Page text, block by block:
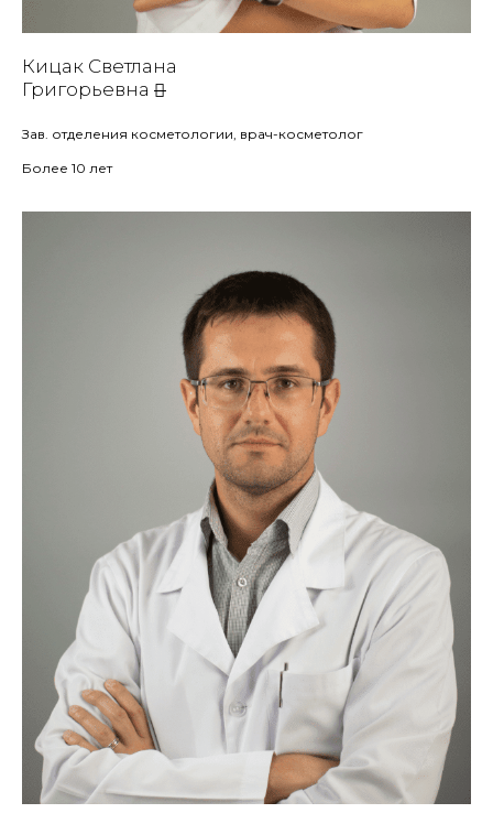
Кицак Светлана
Григорьевна
Зав. отделения косметологии, врач-косметолог
Более 10 лет